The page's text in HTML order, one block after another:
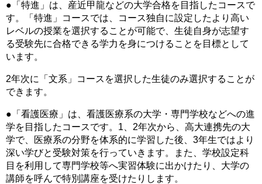
●「特進」は、産近甲龍などの大学合格を目指したコースで
す。「特進」コースでは、コース独自に設定したより高い
レベルの授業を選択することが可能で、生徒自身が志望す
る受験先に合格できる学力を身につけることを目標として
います。
2年次に「文系」コースを選択した生徒のみ選択することが
できます。
●「看護医療」は、看護医療系の大学・専門学校などへの進
学を目指したコースです。1、2年次から、高大連携先の大
学で、医療系の分野を体系的に学習した後、3年生ではより
深い学びと受験対策を行っていきます。また、学校設定科
目を利用して専門学校等へ実習体験に出かけたり、大学の
講師を呼んで特別講座を受けたりします。